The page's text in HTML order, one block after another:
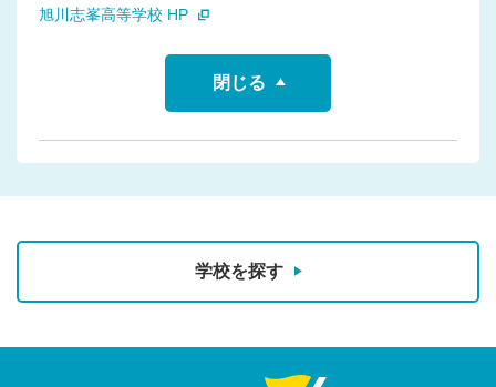
旭川志峯高等学校 HP
閉じる
学校を探す